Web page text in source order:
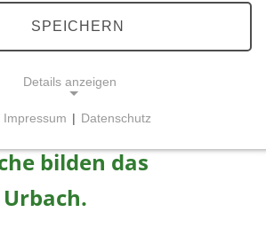
Gemeinde Urbach
und der
Kirchspiel Urbach
forstlicher
bilden das
SPEICHERN
Details anzeigen
ermöglichen grundlegende
Impressum | Datenschutz